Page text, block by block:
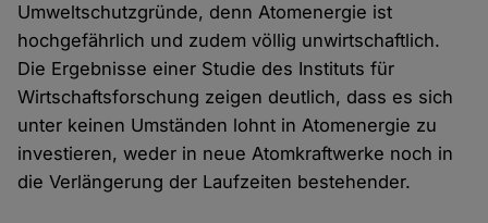
Umweltschutzgründe, denn Atomenergie ist
hochgefährlich und zudem völlig unwirtschaftlich.
Die Ergebnisse einer Studie des Instituts für
Wirtschaftsforschung zeigen deutlich, dass es sich
unter keinen Umständen lohnt in Atomenergie zu
investieren, weder in neue Atomkraftwerke noch in
die Verlängerung der Laufzeiten bestehender.